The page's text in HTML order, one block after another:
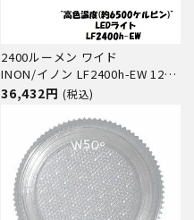
2400ルーメン ワイド
INON/イノン LF2400h-EW 12段
階調光
36,432円 (税込)